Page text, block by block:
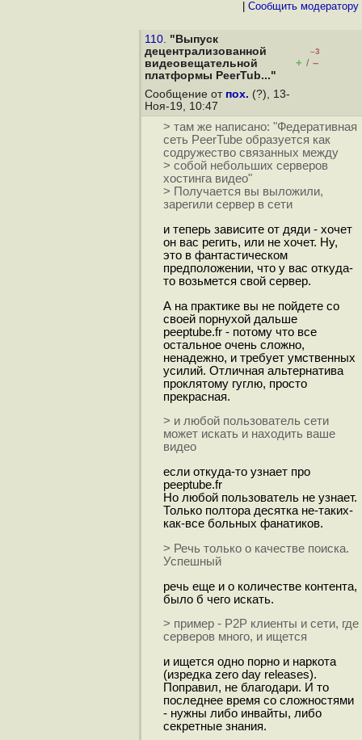
Cообщить модератору
110. "Выпуск
децентрализованной
видеовещательной
платформы PeerTub..."
–3
+ / –
Сообщение от пох. (?), 13-
Ноя-19, 10:47
> там же написано: "Федеративная
сеть PeerTube образуется как
содружество связанных между
> собой небольших серверов
хостинга видео"
> Получается вы выложили,
зарегили сервер в сети
и теперь зависите от дяди - хочет
он вас регить, или не хочет. Ну,
это в фантастическом
предположении, что у вас откуда-
то возьмется свой сервер.
А на практике вы не пойдете со
своей порнухой дальше
peeptube.fr - потому что все
остальное очень сложно,
ненадежно, и требует умственных
усилий. Отличная альтернатива
проклятому гуглю, просто
прекрасная.
> и любой пользователь сети
может искать и находить ваше
видео
если откуда-то узнает про
peeptube.fr
Но любой пользователь не узнает.
Только полтора десятка не-таких-
как-все больных фанатиков.
> Речь только о качестве поиска.
Успешный
речь еще и о количестве контента,
было б чего искать.
> пример - P2P клиенты и сети, где
серверов много, и ищется
и ищется одно порно и наркота
(изредка zero day releases).
Поправил, не благодари. И то
последнее время со сложностями
- нужны либо инвайты, либо
секретные знания.